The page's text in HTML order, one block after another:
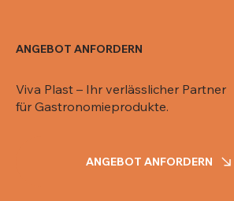
ANGEBOT ANFORDERN
Viva Plast – Ihr verlässlicher Partner
für Gastronomieprodukte.
ANGEBOT ANFORDERN